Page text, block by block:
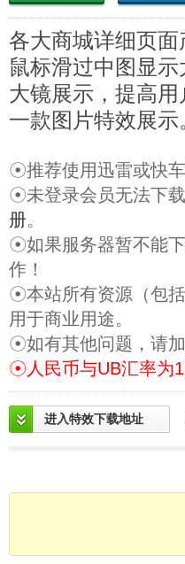
各大商城详细页
鼠标滑过中图显
大镜展示，提高
一款图片特效展示
☉推荐使用迅雷或快
☉未登录会员无法下
册。
☉如果服务器暂不能
作！
☉本站所有资源（包
用于商业用途。
☉如有其他问题，请
☉人民币与UB汇率为
进入特效下载地址